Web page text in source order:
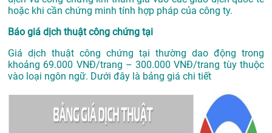
hoặc khi cần chứng minh tính hợp pháp của công ty.
Báo giá dịch thuật công chứng tại
Giá dịch thuật công chứng tại thường dao động trong
khoảng 69.000 VNĐ/trang – 300.000 VNĐ/trang tùy thuộc
vào loại ngôn ngữ. Dưới đây là bảng giá chi tiết